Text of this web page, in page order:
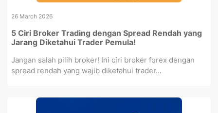
26 March 2026
5 Ciri Broker Trading dengan Spread Rendah yang
Jarang Diketahui Trader Pemula!
Jangan salah pilih broker! Ini ciri broker forex dengan
spread rendah yang wajib diketahui trader...